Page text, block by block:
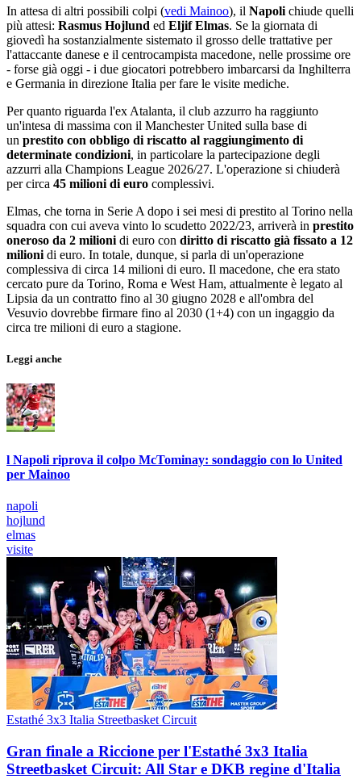
In attesa di altri possibili colpi (vedi Mainoo), il Napoli chiude quelli
più attesi: Rasmus Hojlund ed Eljif Elmas. Se la giornata di
giovedì ha sostanzialmente sistemato il grosso delle trattative per
l'attaccante danese e il centrocampista macedone, nelle prossime ore
- forse già oggi - i due giocatori potrebbero imbarcarsi da Inghilterra
e Germania in direzione Italia per fare le visite mediche.
Per quanto riguarda l'ex Atalanta, il club azzurro ha raggiunto
un'intesa di massima con il Manchester United sulla base di
un prestito con obbligo di riscatto al raggiungimento di
determinate condizioni, in particolare la partecipazione degli
azzurri alla Champions League 2026/27. L'operazione si chiuderà
per circa 45 milioni di euro complessivi.
Elmas, che torna in Serie A dopo i sei mesi di prestito al Torino nella
squadra con cui aveva vinto lo scudetto 2022/23, arriverà in prestito
oneroso da 2 milioni di euro con diritto di riscatto già fissato a 12
milioni di euro. In totale, dunque, si parla di un'operazione
complessiva di circa 14 milioni di euro. Il macedone, che era stato
cercato pure da Torino, Roma e West Ham, attualmente è legato al
Lipsia da un contratto fino al 30 giugno 2028 e all'ombra del
Vesuvio dovrebbe firmare fino al 2030 (1+4) con un ingaggio da
circa tre milioni di euro a stagione.
Leggi anche
l Napoli riprova il colpo McTominay: sondaggio con lo United
per Mainoo
napoli
hojlund
elmas
visite
Estathé 3x3 Italia Streetbasket Circuit
Gran finale a Riccione per l'Estathé 3x3 Italia
Streetbasket Circuit: All Star e DKB regine d'Italia